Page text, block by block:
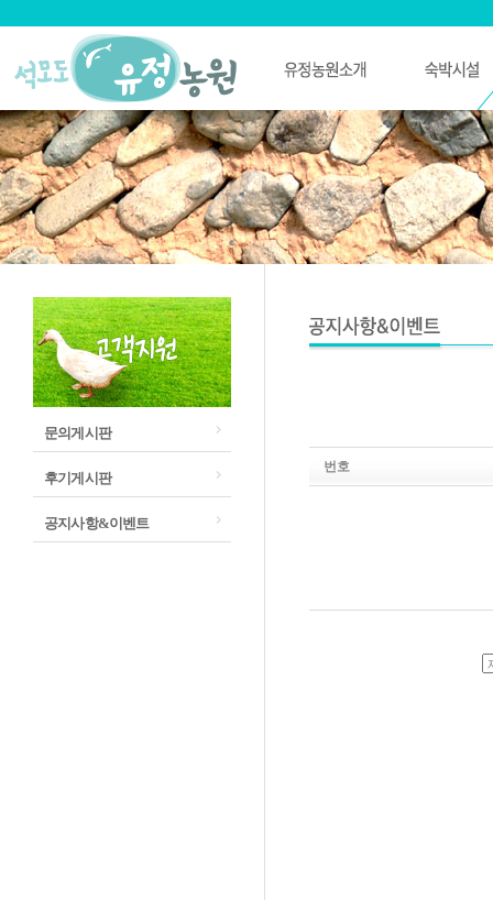
문의게시판
후기게시판
공지사항&이벤트
번호